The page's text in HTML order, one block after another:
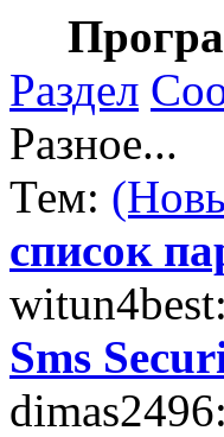
Раздел
Разное...
Тем:
список
Sms